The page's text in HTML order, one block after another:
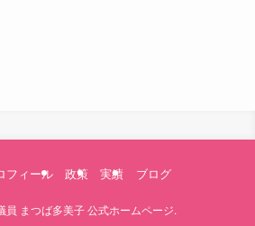
フィール 政策 実績 ブログ
まつば多美子 公式ホームページ.